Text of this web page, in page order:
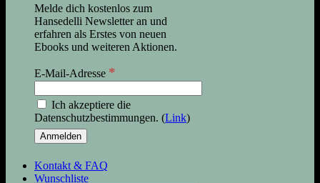
Melde dich kostenlos zum
Hansedelli Newsletter an und
erfahren als Erstes von neuen
Ebooks und weiteren Aktionen.
E-Mail-Adresse *
Ich akzeptiere die
Datenschutzbestimmungen. (Link)
Kontakt & FAQ
Wunschliste